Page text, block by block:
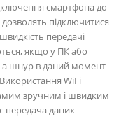
смартфона до
підключитися
передачі
якщо у ПК або
а шнур в даний момент
WiFi
зручним і швидким
передача даних